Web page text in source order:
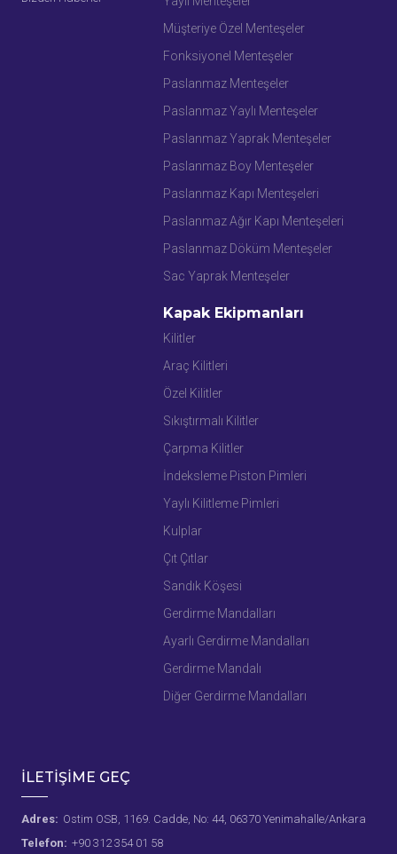
Müşteriye Özel Menteşeler
Fonksiyonel Menteşeler
Paslanmaz Menteşeler
Paslanmaz Yaylı Menteşeler
Paslanmaz Yaprak Menteşeler
Paslanmaz Boy Menteşeler
Paslanmaz Kapı Menteşeleri
Paslanmaz Ağır Kapı Menteşeleri
Paslanmaz Döküm Menteşeler
Sac Yaprak Menteşeler
Kapak Ekipmanları
Kilitler
Araç Kilitleri
Özel Kilitler
Sıkıştırmalı Kilitler
Çarpma Kilitler
İndeksleme Piston Pimleri
Yaylı Kilitleme Pimleri
Kulplar
Çıt Çıtlar
Sandık Köşesi
Gerdirme Mandalları
Ayarlı Gerdirme Mandalları
Gerdirme Mandalı
Diğer Gerdirme Mandalları
İLETİŞİME GEÇ
Adres: Ostim OSB, 1169. Cadde, No: 44, 06370 Yenimahalle/Ankara
Telefon: +90 312 354 01 58